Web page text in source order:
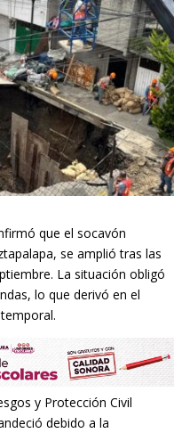
que el socavón
se amplió tras las
La situación obligó
lo que derivó en el
y Protección Civil
debido a la